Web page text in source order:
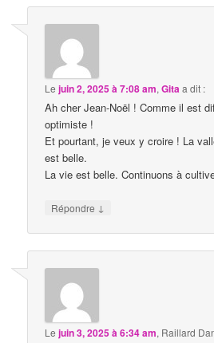
Lejuin 2, 2025 à 7:08 am,Gitaa dit :
Ah cher Jean-Noël ! Comme il est
optimiste !
Et pourtant, je veux y croire ! La
est belle.
La vie est belle. Continuons à
Répondre ↓
Lejuin 3, 2025 à 6:34 am, Raillard